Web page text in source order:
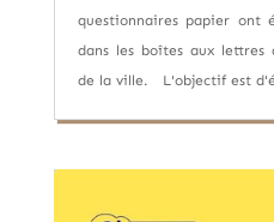
questionnaires papier ont
dans les boîtes aux lettres
de la ville. L'objectif est